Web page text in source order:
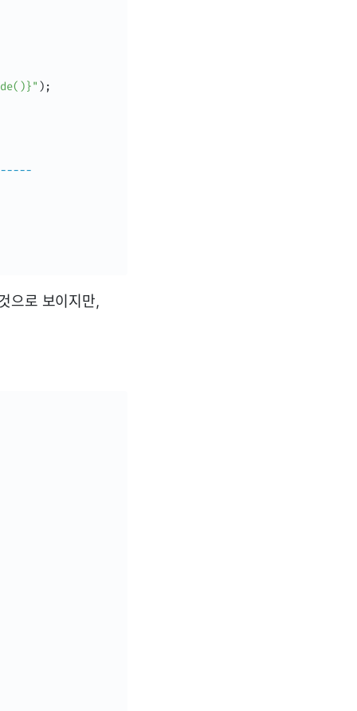
) ;
-----
으로 보이지만,